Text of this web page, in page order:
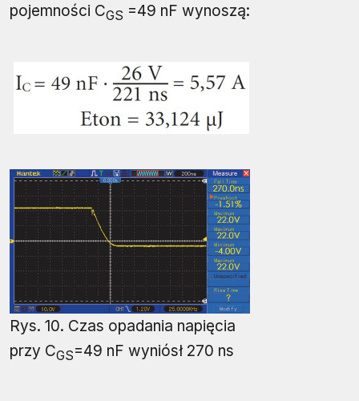
pojemności CGS =49 nF wynoszą:
Rys. 10. Czas opadania napięcia
przy CGS=49 nF wyniósł 270 ns